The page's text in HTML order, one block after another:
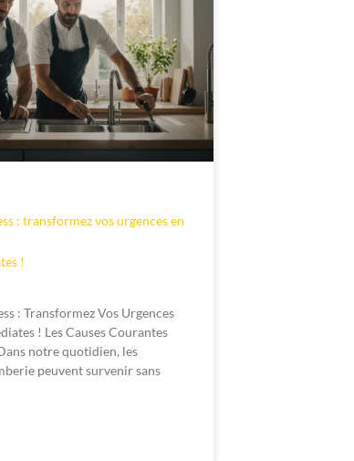
: transformez vos urgences en
!
: Transformez Vos Urgences
! Les Causes Courantes
notre quotidien, les
peuvent survenir sans